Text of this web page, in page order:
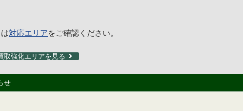
対応エリアをご確認ください。
取強化エリアを見る
せ